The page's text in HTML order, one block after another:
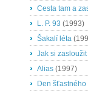
Cesta tam a
L. P. 93 (1993)
Šakalí léta
Jak si
Alias (1997)
Den šťastného